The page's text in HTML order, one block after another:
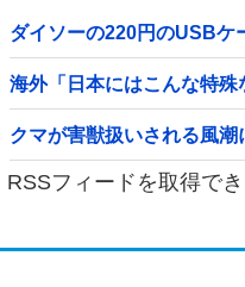
ダイソーの220円のUSBケ
海外「日本にはこんな特
クマが害獣扱いされる風
RSSフィードを取得で